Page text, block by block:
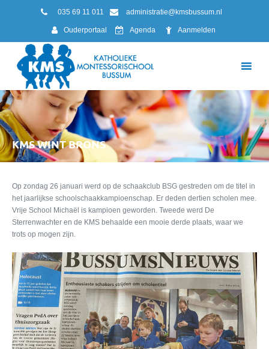
035 69 11 011 administratie@kmsbussum.nl
Ouderportaal Agenda Aanmelden
KMS WINT BRONS
Op zondag 26 januari werd op de schaakclub BSG gestreden om de titel in
het jaarlijkse schoolschaakkampioenschap. Er deden dertien scholen mee.
Vrije School Michaël is kampioen geworden. Tweede werd De
Sterrenwachter en de KMS behaalde een mooie derde plaats, waar we
trots op mogen zijn.